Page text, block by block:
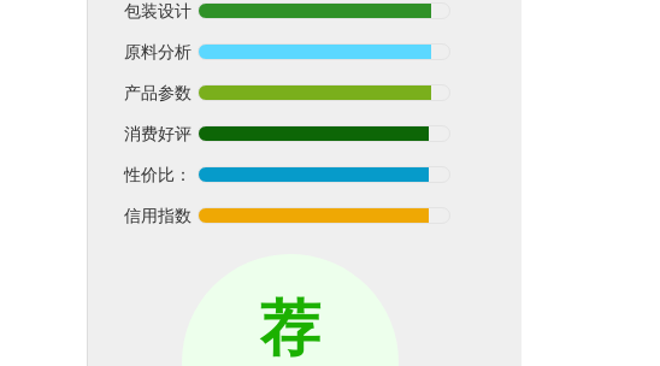
包装设计
原料分析
产品参数
消费好评
性价比：
信用指数
荐